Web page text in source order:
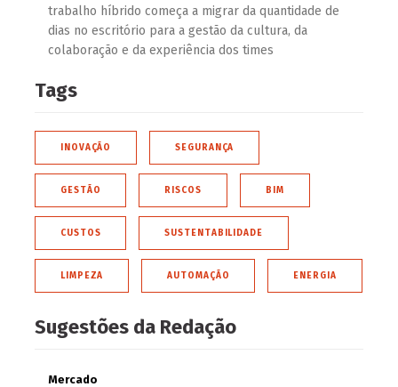
trabalho híbrido começa a migrar da quantidade de
dias no escritório para a gestão da cultura, da
colaboração e da experiência dos times
Tags
INOVAÇÃO SEGURANÇA
GESTÃO RISCOS BIM
CUSTOS SUSTENTABILIDADE
LIMPEZA AUTOMAÇÃO ENERGIA
Sugestões da Redação
Mercado